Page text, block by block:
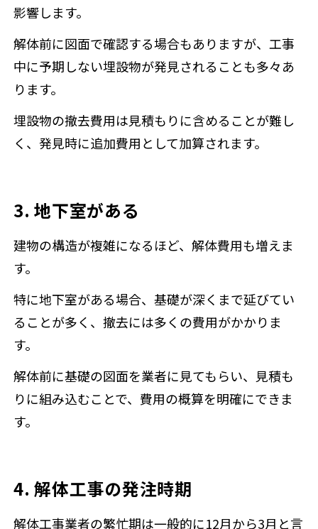
影響します。
解体前に図面で確認する場合もありますが、工事
中に予期しない埋設物が発見されることも多々あ
ります。
埋設物の撤去費用は見積もりに含めることが難し
く、発見時に追加費用として加算されます。
3. 地下室がある
建物の構造が複雑になるほど、解体費用も増えま
す。
特に地下室がある場合、基礎が深くまで延びてい
ることが多く、撤去には多くの費用がかかりま
す。
解体前に基礎の図面を業者に見てもらい、見積も
りに組み込むことで、費用の概算を明確にできま
す。
4. 解体工事の発注時期
解体工事業者の繁忙期は一般的に12月から3月と言